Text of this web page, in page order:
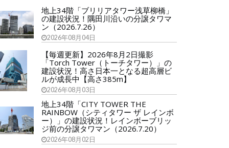
地上34階「ブリリアタワー浅草柳橋」
の建設状況！隅田川沿いの分譲タワマ
ン（2026.7.26）
2026年08月04日
【毎週更新】2026年8月2日撮影
「Torch Tower（トーチタワー）」の
建設状況！高さ日本一となる超高層ビ
ルが成長中【高さ385m】
2026年08月03日
地上34階「CITY TOWER THE
RAINBOW（シティタワー ザ レインボ
ー）」の建設状況！レインボーブリッ
ジ前の分譲タワマン（2026.7.20）
2026年08月02日